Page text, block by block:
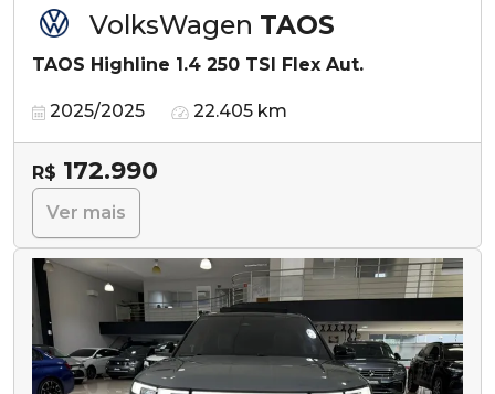
VolksWagen TAOS
TAOS Highline 1.4 250 TSI Flex Aut.
2025/2025 22.405 km
R$ 172.990
Ver mais